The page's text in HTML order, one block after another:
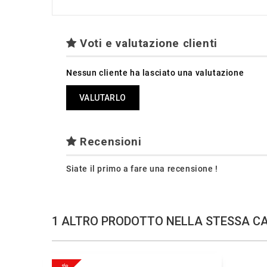
Voti e valutazione clienti
Nessun cliente ha lasciato una valutazione
VALUTARLO
Recensioni
Siate il primo a fare una recensione !
1 ALTRO PRODOTTO NELLA STESSA